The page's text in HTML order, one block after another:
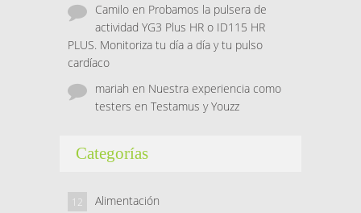
Camilo en Probamos la pulsera de
actividad YG3 Plus HR o ID115 HR
PLUS. Monitoriza tu día a día y tu pulso
cardíaco
mariah en Nuestra experiencia como
testers en Testamus y Youzz
Categorías
Alimentación
12